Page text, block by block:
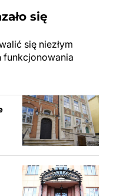
się
się niezłym
funkcjonowania